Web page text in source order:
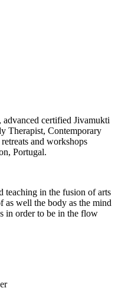
advanced certified Jivamukti
Therapist, Contemporary
and workshops
Portugal.
teaching in the fusion of arts
as well the body as the mind
in order to be in the flow